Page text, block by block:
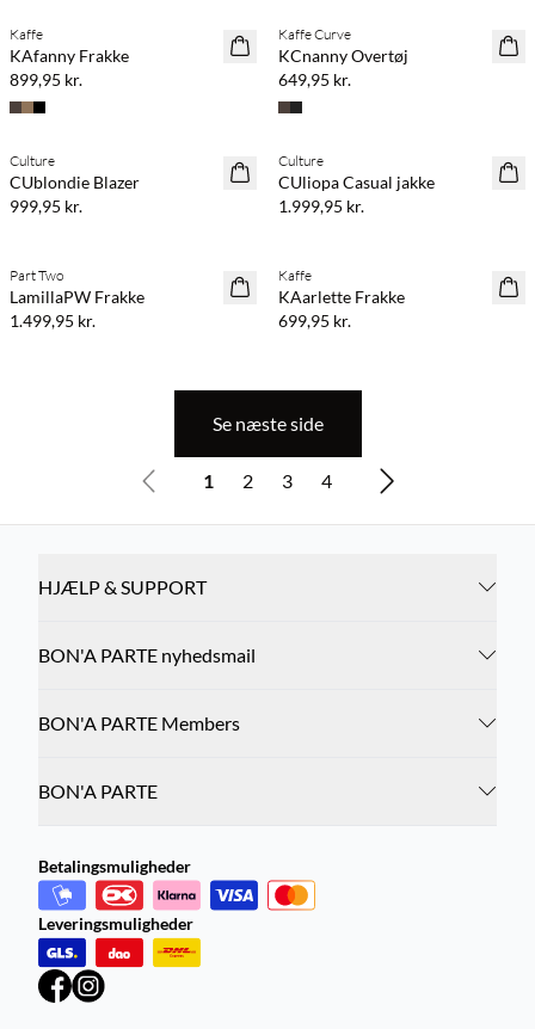
NYHED
Kaffe
KAfanny Frakke
899,95 kr.
NYHED
Kaffe Curve
KCnanny Overtøj
649,95 kr.
NYHED
Køb min. 2 & spar 20%
Culture
CUblondie Blazer
999,95 kr.
NYHED
Køb min. 2 & spar 20%
Culture
CUliopa Casual jakke
1.999,95 kr.
NYHED
Part Two
LamillaPW Frakke
1.499,95 kr.
NYHED
Kaffe
KAarlette Frakke
699,95 kr.
Se næste side
1 2 3 4
HJÆLP & SUPPORT
BON'A PARTE nyhedsmail
BON'A PARTE Members
BON'A PARTE
Betalingsmuligheder
Leveringsmuligheder